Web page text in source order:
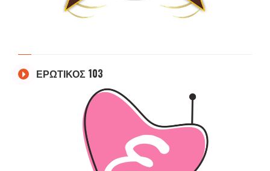
ΕΡΩΤΙΚΟΣ 103